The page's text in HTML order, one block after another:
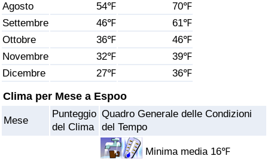
Agosto
54℉
70℉
Settembre
46℉
61℉
Ottobre
36℉
46℉
Novembre
32℉
39℉
Dicembre
27℉ 36℉
Clima per Mese a Espoo
Mese
Punteggio
del Clima
Quadro Generale delle Condizioni
del Tempo
Minima media 16℉
Indice di criminalità per paese
Assistenza Sanitaria
Indice dell’Assistenza Sanitaria (Corrente)
Indice dell’Assistenza Sanitaria per